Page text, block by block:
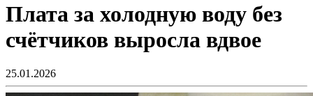
Плата за холодную воду без
счётчиков выросла вдвое
25.01.2026